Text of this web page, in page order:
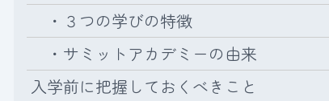
・３つの学びの特徴
・サミットアカデミーの由来
入学前に把握しておくべきこと